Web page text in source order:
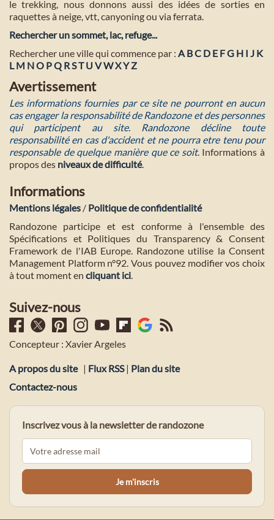
le trekking, nous donnons aussi des idées de sorties en
raquettes à neige, vtt, canyoning ou via ferrata.
Rechercher un sommet, lac, refuge...
Rechercher une ville qui commence par : A BC D E FG H I J K
L M NO PQ RST U VWXYZ
Avertissement
Les informations fournies par ce site ne pourront en aucun
cas engager la responsabilité de Randozone et des personnes
qui participent au site. Randozone décline toute
responsabilité en cas d'accident et ne pourra etre tenu pour
responsable de quelque manière que ce soit. Informations à
propos des niveaux de difficulté.
Informations
Mentions légales / Politique de confidentialité
Randozone participe et est conforme à l'ensemble des
Spécifications et Politiques du Transparency & Consent
Framework de l'IAB Europe. Randozone utilise la Consent
Management Platform n°92. Vous pouvez modifier vos choix
à tout moment en cliquant ici.
Suivez-nous
Concepteur : Xavier Argeles
A propos du site | Flux RSS| Plan du site
Contactez-nous
Inscrivez vous à la newsletter de randozone